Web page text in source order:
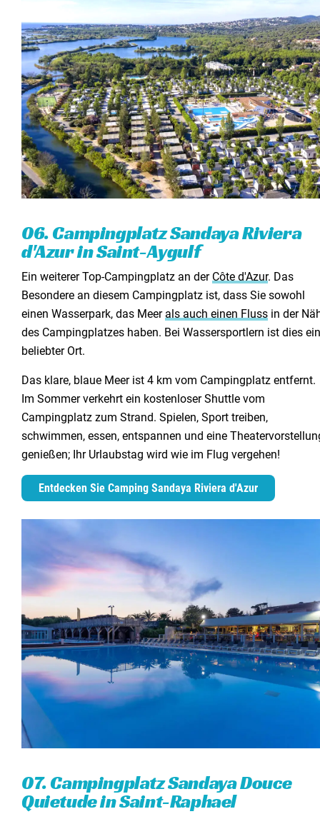
06. Campingplatz Sandaya Riviera
d'Azur in Saint-Aygulf
Ein weiterer Top-Campingplatz an der Côte d'Azur. Das
Besondere an diesem Campingplatz ist, dass Sie sowohl
einen Wasserpark, das Meer als auch einen Fluss in der
des Campingplatzes haben. Bei Wassersportlern ist dies ein
beliebter Ort.
Das klare, blaue Meer ist 4 km vom Campingplatz entfernt.
Im Sommer verkehrt ein kostenloser Shuttle vom
Campingplatz zum Strand. Spielen, Sport treiben,
schwimmen, essen, entspannen und eine
genießen; Ihr Urlaubstag wird wie im Flug vergehen!
Entdecken Sie Camping Sandaya Riviera d'Azur
07. Campingplatz Sandaya Douce
Quietude in Saint-Raphael